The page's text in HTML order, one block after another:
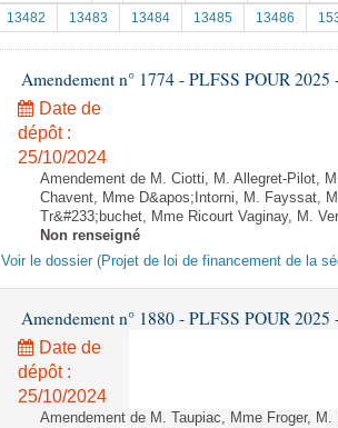
13482
13483 13484 13485 13486
Amendement n° 1774 - PLFSS POUR 2025
Date de
dépôt :
25/10/2024
Amendement de M. Ciotti, M. Allegret-Pilot,
Chavent, Mme D&apos;Intorni, M. Fayssat,
Tr&#233;buchet, Mme Ricourt Vaginay, M.
Non renseigné
Voir le dossier (Projet de loi de financement de la
Amendement n° 1880 - PLFSS POUR 2025
Date de
dépôt :
25/10/2024
Amendement de M. Taupiac, Mme Froger,